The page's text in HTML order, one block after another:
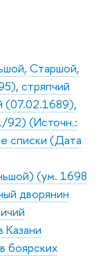
Старшой,
стряпчий
(07.02.1689),
92) (Источн.:
списки (Дата
(ум. 1698
дворянин
боярских